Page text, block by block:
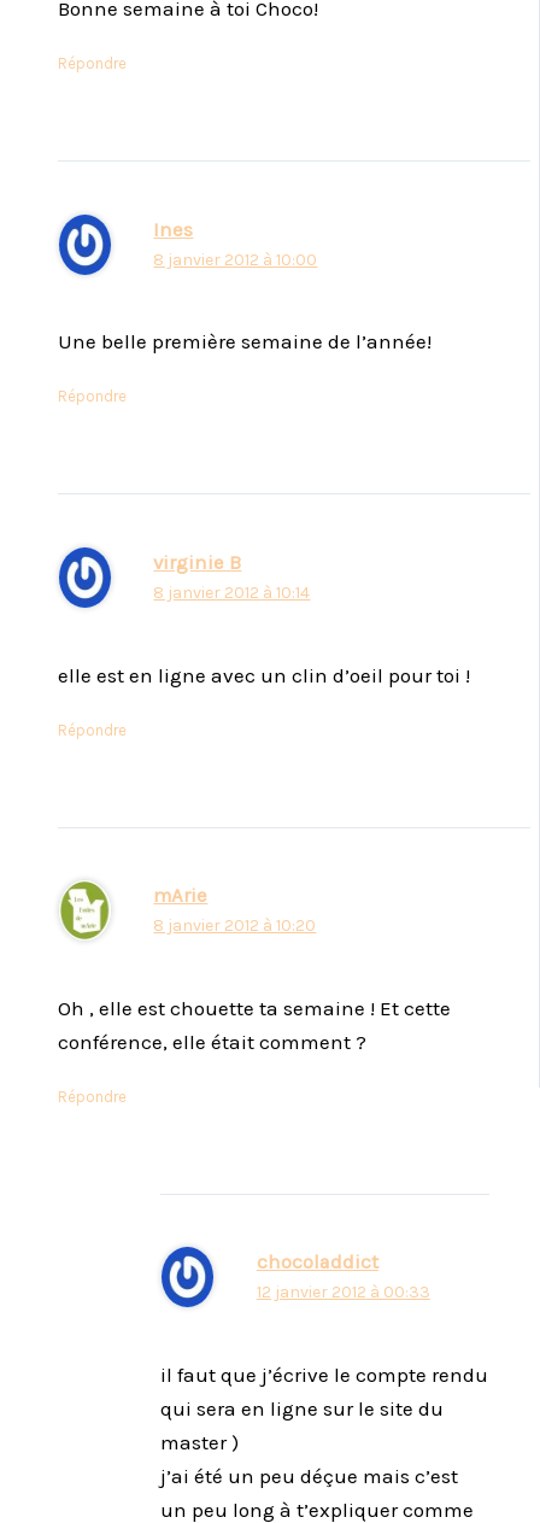
Bonne semaine à toi Choco!
Répondre
Ines
8 janvier 2012 à 10:00
Une belle première semaine de l’année!
Répondre
virginie B
8 janvier 2012 à 10:14
elle est en ligne avec un clin d’oeil pour toi !
Répondre
mArie
8 janvier 2012 à 10:20
Oh , elle est chouette ta semaine ! Et cette
conférence, elle était comment ?
Répondre
chocoladdict
12 janvier 2012 à 00:33
il faut que j’écrive le compte rendu
qui sera en ligne sur le site du
master )
j’ai été un peu déçue mais c’est
un peu long à t’expliquer comme